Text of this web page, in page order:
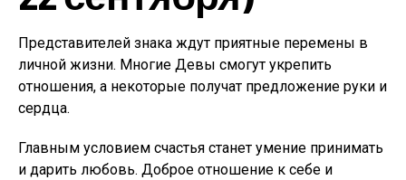
Представителей знака ждут приятные перемены в
личной жизни. Многие Девы смогут укрепить
отношения, а некоторые получат предложение руки и
сердца.
Главным условием счастья станет умение принимать
и дарить любовь. Доброе отношение к себе и